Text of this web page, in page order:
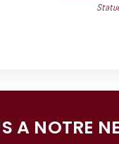
A NOTRE